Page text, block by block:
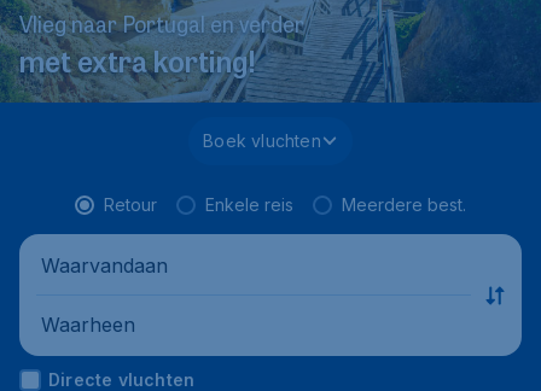
Vlieg naar Portugal en verder
met extra korting!
Boek vluchten
Retour Enkele reis Meerdere best.
Waarvandaan
Waarheen
Directe vluchten